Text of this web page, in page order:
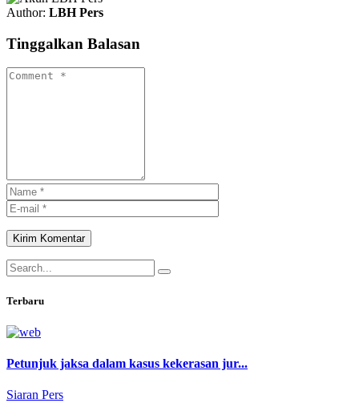
Author: LBH Pers
Tinggalkan Balasan
Kirim Komentar
Terbaru
Petunjuk jaksa dalam kasus kekerasan jur...
Siaran Pers